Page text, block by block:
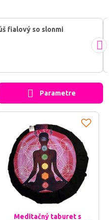
vankúše a textilné doplnky z
posed a vytvoria rituálny
fialový so slonmi
Parametre
Meditačný taburet s